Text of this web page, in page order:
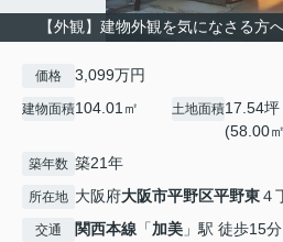
【外観】建物外観を気になさる方
価格 3,099万円
建物面積104.01㎡ 土地面積17.54坪
(58.00
築年数 築21年
所在地 大阪府大阪市平野区平野東４
交通 関西本線 「加美 」駅 徒歩15分